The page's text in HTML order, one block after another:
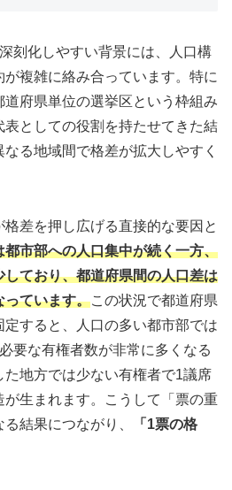
刻化しやすい背景には、人口構
複雑に絡み合っています。特に
府県単位の選挙区という枠組み
表としての役割を持たせてきた結
る地域間で格差が拡大しやすく
差を押し広げる直接的な要因と
都市部への人口集中が続く一方、
ており、都道府県間の人口差は
っています。この状況で都道府県
すると、人口の多い都市部では
要な有権者数が非常に多くなる
地方では少ない有権者で1議席
が生まれます。こうして「票の重
結果につながり、
「1票の格